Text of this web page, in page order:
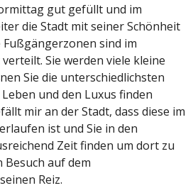
gut gefüllt und im
die Stadt mit seiner Schönheit
sind im
Sie werden viele kleine
Sie die unterschiedlichsten
und den Luxus finden
mir an der Stadt, dass diese im
ist und Sie in den
Zeit finden um dort zu
Besuch auf dem
Reiz.